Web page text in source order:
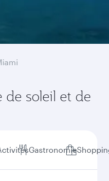
de soleil et de
Gastronomie